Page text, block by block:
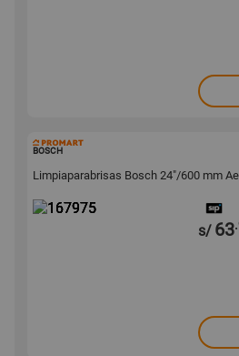
BOSCH
Limpiaparabrisas Bosch 24"/600 mm
s/ 63